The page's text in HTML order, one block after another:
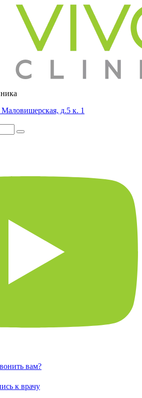
д.5 к. 1
вам?
к врачу